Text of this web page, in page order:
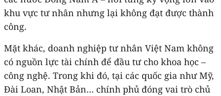
khu vực tư nhân nhưng lại không đạt được thành
công.
Mặt khác, doanh nghiệp tư nhân Việt Nam không
có nguồn lực tài chính để đầu tư cho khoa học –
công nghệ. Trong khi đó, tại các quốc gia như Mỹ,
Đài Loan, Nhật Bản… chính phủ đóng vai trò chủ